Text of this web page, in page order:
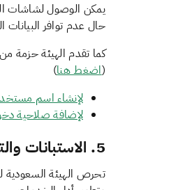
يمكن الوصول لشاشات
حال عدم توافر
كما تقدم الهيئة حزمة
(اضغط هنا)
لإنشاء اسم
لإضافة صلاحية
‏تحرص الهيئة